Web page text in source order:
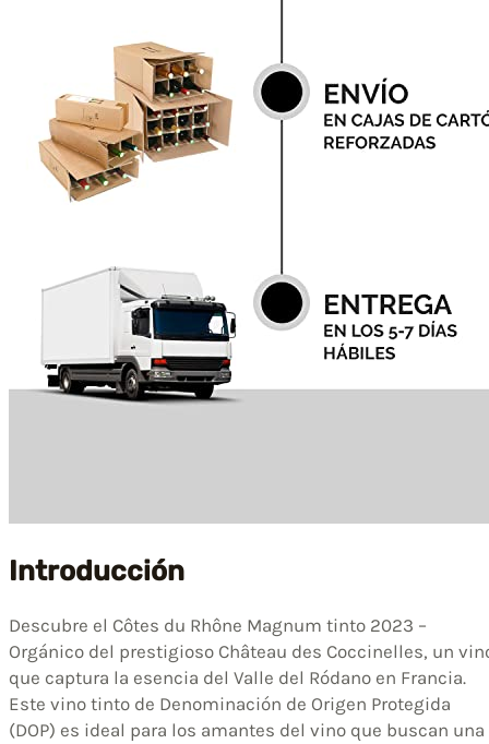
Introducción
Descubre el Côtes du Rhône Magnum tinto 2023 –
Orgánico del prestigioso Château des Coccinelles, un
que captura la esencia del Valle del Ródano en Francia.
Este vino tinto de Denominación de Origen Protegida
(DOP) es ideal para los amantes del vino que buscan una